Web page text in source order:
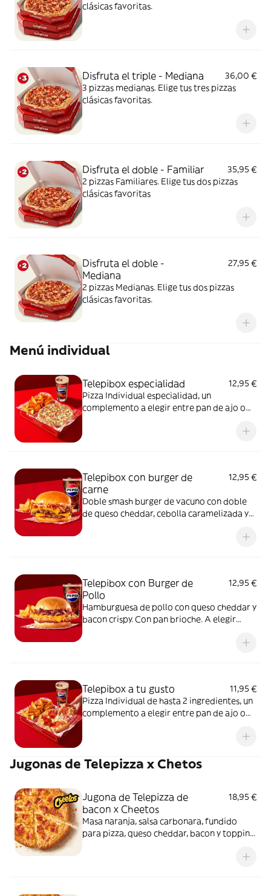
clásicas favoritas.
Disfruta el triple - Mediana
36,00 €
3 pizzas medianas. Elige tus tres pizzas
clásicas favoritas.
Disfruta el doble - Familiar
35,95 €
2 pizzas Familiares. Elige tus dos pizzas
clásicas favoritas
Disfruta el doble -
Mediana
27,95 €
2 pizzas Medianas. Elige tus dos pizzas
clásicas favoritas.
Menú individual
Telepibox especialidad
12,95 €
Pizza Individual especialidad, un
complemento a elegir entre pan de ajo o
Telepibox con burger de
carne
12,95 €
Doble smash burger de vacuno con doble
de queso cheddar, cebolla caramelizada y
Telepibox con Burger de
Pollo
12,95 €
Hamburguesa de pollo con queso cheddar y
bacon crispy. Con pan brioche. A elegir
Acompañada de una ración de patatas gajo
Telepibox a tu gusto
11,95 €
Pizza Individual de hasta 2 ingredientes, un
complemento a elegir entre pan de ajo o
Jugonas de Telepizza x Chetos
Jugona de Telepizza de
bacon x Cheetos
18,95 €
Masa naranja, salsa carbonara, fundido
para pizza, queso cheddar, bacon y topping